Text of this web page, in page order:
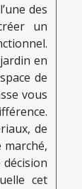
des
un
en
de
vous
de
cet